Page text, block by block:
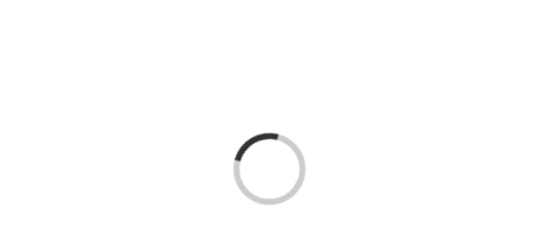
Laden...